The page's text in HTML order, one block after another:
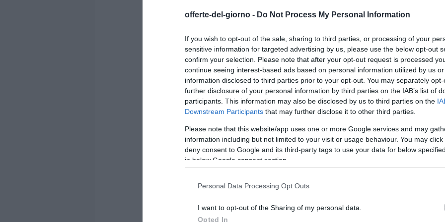
offerte-del-giorno - Do Not Process My Personal Information
If you wish to opt-out of the sale, sharing to third parties, or processing of your
sensitive information for targeted advertising by us, please use the below opt-out
confirm your selection. Please note that after your opt-out request is processed
continue seeing interest-based ads based on personal information utilized by us
information disclosed to third parties prior to your opt-out. You may separately
further disclosure of your personal information by third parties on the IAB’s list of
participants. This information may also be disclosed by us to third parties on the
Downstream Participants that may further disclose it to other third parties.
Please note that this website/app uses one or more Google services and may
information including but not limited to your visit or usage behaviour. You may
deny consent to Google and its third-party tags to use your data for below
in below Google consent section.
Personal Data Processing Opt Outs
I want to opt-out of the Sharing of my personal data.
Opted In
gatti o conigli di
20 kg.
PORTATILE e
facile da usare e
liberamente il
all'interno o
tenere i tuoi
appena nati in
momento di
PLASTICA
dei nostri clienti
tutti i nostri
polipropilene
chimiche nocive;
adatto a tutti i
FACILE DA
un box grande,
aggiuntiviIscriviti